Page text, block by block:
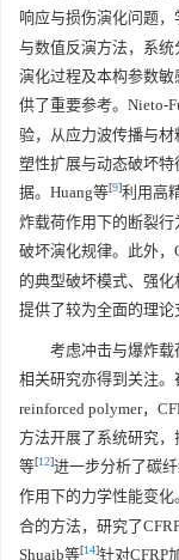
响应与损伤演化问题
与数值反演方法，系
演化过程及本构参数
供了重要参考。Nieto-
验，从应力波传播与
塑性扩展与动态破坏
据。Huang等[9]利用高
炸载荷作用下的断裂
破坏演化规律。此外，
的典型破坏模式、强
提供了较为全面的理论
考虑冲击与爆炸
相关研究亦得到关注。
reinforced polymer，
方法开展了系统研究
等[12]进一步分析了碳
作用下的力学性能变化
合的方法，研究了
Shuaib等[14]针对CFRP